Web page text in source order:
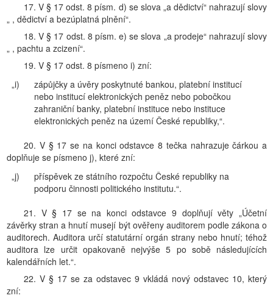
17. V § 17 odst. 8 písm. d) se slova „a dědictví“ nahrazují slovy
„ , dědictví a bezúplatná plnění“.
18. V § 17 odst. 8 písm. e) se slova „a prodeje“ nahrazují slovy
„ , pachtu a zcizení“.
19. V § 17 odst. 8 písmeno i) zní:
„i)
zápůjčky a úvěry poskytnuté bankou, platební institucí
nebo institucí elektronických peněz nebo pobočkou
zahraniční banky, platební instituce nebo instituce
elektronických peněz na území České republiky,“.
20. V § 17 se na konci odstavce 8 tečka nahrazuje čárkou a
doplňuje se písmeno j), které zní:
„j)
příspěvek ze státního rozpočtu České republiky na
podporu činnosti politického institutu.“.
21. V § 17 se na konci odstavce 9 doplňují věty „Účetní
závěrky stran a hnutí musejí být ověřeny auditorem podle zákona o
auditorech. Auditora určí statutární orgán strany nebo hnutí; téhož
auditora lze určit opakovaně nejvýše 5 po sobě následujících
kalendářních let.“.
22. V § 17 se za odstavec 9 vkládá nový odstavec 10, který
zní: